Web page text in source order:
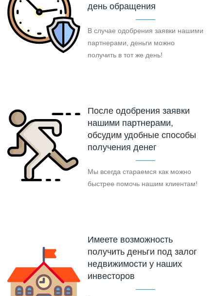
день обращения
В случае одобрения заявки нашими
партнерами, деньги можно
получить в тот же день!
После одобрения заявки
нашими партнерами,
обсудим удобные способы
получения денег
Мы всегда стараемся как можно
быстрее помочь нашим клиентам!
Имеете возможность
получить деньги под залог
недвижимости у наших
инвесторов